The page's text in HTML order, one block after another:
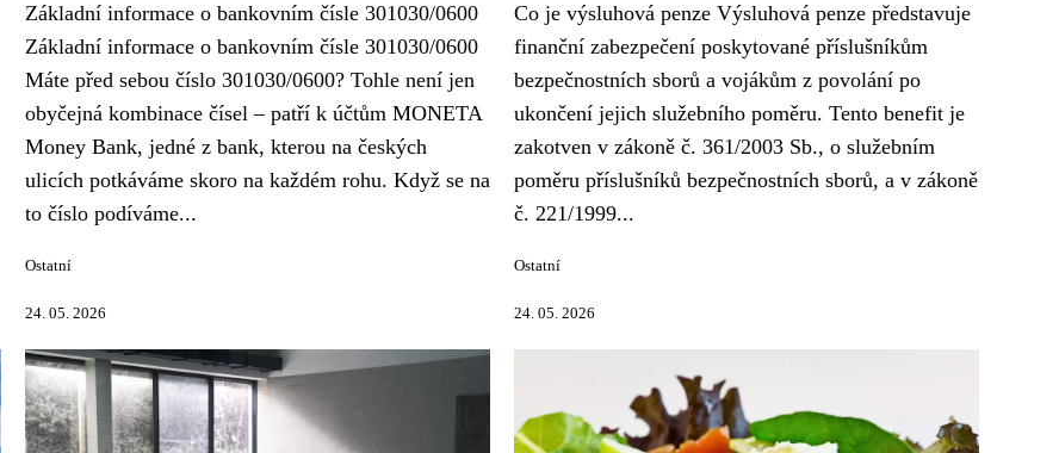
Základní informace o bankovním čísle 301030/0600
Základní informace o bankovním čísle 301030/0600
Máte před sebou číslo 301030/0600? Tohle není jen
obyčejná kombinace čísel – patří k účtům MONETA
Money Bank, jedné z bank, kterou na českých
ulicích potkáváme skoro na každém rohu. Když se na
to číslo podíváme...
Ostatní
24. 05. 2026
Co je výsluhová penze Výsluhová penze představuje
finanční zabezpečení poskytované příslušníkům
bezpečnostních sborů a vojákům z povolání po
ukončení jejich služebního poměru. Tento benefit je
zakotven v zákoně č. 361/2003 Sb., o služebním
poměru příslušníků bezpečnostních sborů, a v zákoně
č. 221/1999...
Ostatní
24. 05. 2026